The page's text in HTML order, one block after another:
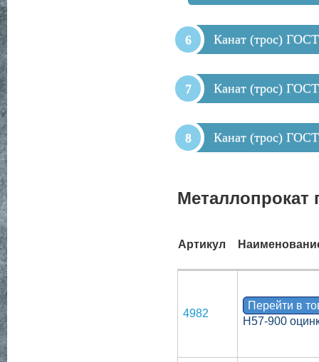
Канат (трос)
Канат (трос)
Канат (трос)
Металлопрокат
Артикул
4982
Перейти в
Н57-900